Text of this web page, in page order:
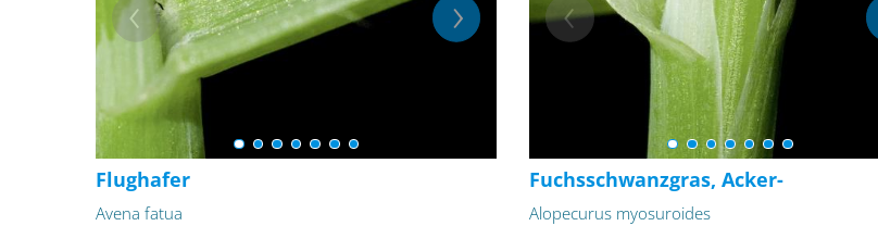
Flughafer
Avena fatua
Fuchsschwanzgras, Acker-
Alopecurus myosuroides